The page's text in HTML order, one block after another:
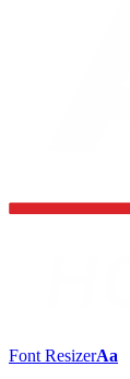
Font ResizerAa